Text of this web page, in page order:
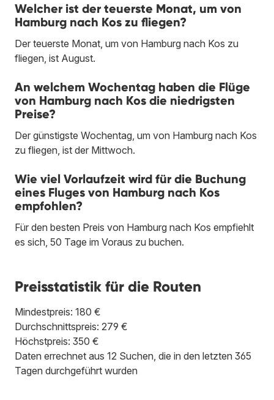
Welcher ist der teuerste Monat, um von
Hamburg nach Kos zu fliegen?
Der teuerste Monat, um von Hamburg nach Kos zu
fliegen, ist August.
An welchem Wochentag haben die Flüge
von Hamburg nach Kos die niedrigsten
Preise?
Der günstigste Wochentag, um von Hamburg nach Kos
zu fliegen, ist der Mittwoch.
Wie viel Vorlaufzeit wird für die Buchung
eines Fluges von Hamburg nach Kos
empfohlen?
Für den besten Preis von Hamburg nach Kos empfiehlt
es sich, 50 Tage im Voraus zu buchen.
Preisstatistik für die Routen
Mindestpreis: 180 €
Durchschnittspreis: 279 €
Höchstpreis: 350 €
Daten errechnet aus 12 Suchen, die in den letzten 365
Tagen durchgeführt wurden